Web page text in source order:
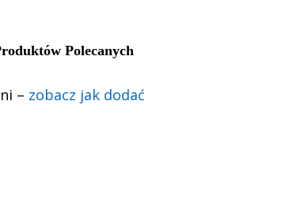
Polecanych
– zobacz jak dodać